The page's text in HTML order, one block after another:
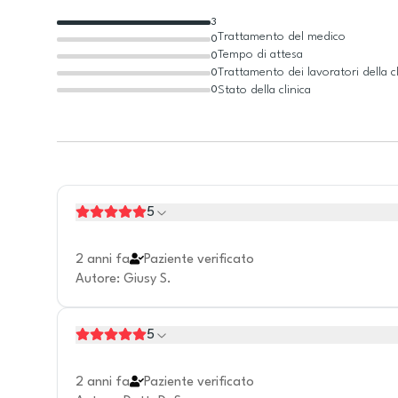
0
0
0
0
3
Trattamento del medico
Tempo di attesa
Trattamento dei lavoratori della
Stato della clinica
5
2 anni fa
Paziente verificato
Autore: Giusy S.
5
2 anni fa
Paziente verificato